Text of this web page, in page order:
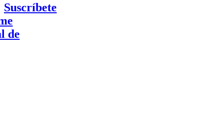
Suscríbete